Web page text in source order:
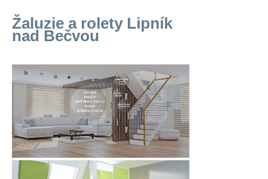
Žaluzie a rolety Lipník
nad Bečvou